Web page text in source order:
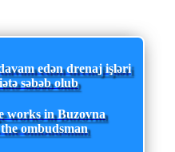
edən drenaj işləri
səbəb olub
works in Buzovna
ombudsman